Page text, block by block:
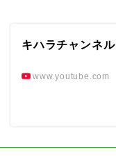
キハラチャンネル
www.youtube.com